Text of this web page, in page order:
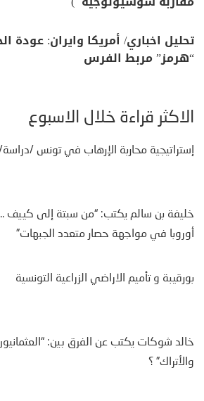
تحليل اخباري/ أمريكا وايران: عودة
“هرمز” مربط الفرس
الأكثر قراءة خلال الأسبوع
إستراتيجية محاربة الإرهاب في تونس /
خليفة بن سالم يكتب: “من سبتة إلى كييف ..
أوروبا في مواجهة حصار متعدد الجبهات”
بورقيبة و تأميم الاراضي الزراعية التونسية
خالد شوكات يكتب عن الفرق بين:
والأتراك” ؟